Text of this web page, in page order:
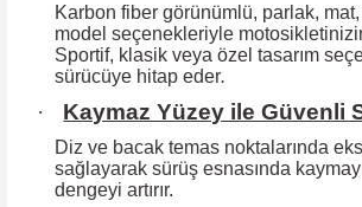
Karbon fiber görünümlü, parlak,
model seçenekleriyle motosikletinizin
Sportif, klasik veya özel tasarım
sürücüye hitap eder.
· Kaymaz Yüzey ile Güvenli
Diz ve bacak temas noktalarında
sağlayarak sürüş esnasında
dengeyi artırır.